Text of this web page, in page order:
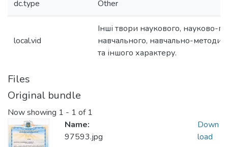
dc.type Other
local.vid
Інші твори наукового, науково-
навчального, навчально-
та іншого характеру.
Files
Original bundle
Now showing 1 - 1 of 1
Name:
97593.jpg
Down
load